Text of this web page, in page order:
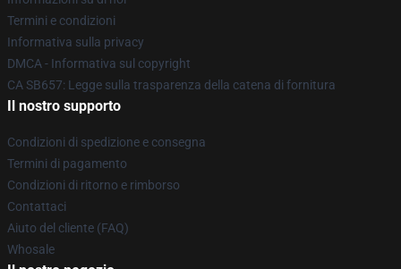
Termini e condizioni
Informativa sulla privacy
DMCA - Informativa sul copyright
CA SB657: Legge sulla trasparenza della catena di fornitura
Il nostro supporto
Condizioni di spedizione e consegna
Termini di pagamento
Condizioni di ritorno e rimborso
Contattaci
Aiuto del cliente (FAQ)
Whosale